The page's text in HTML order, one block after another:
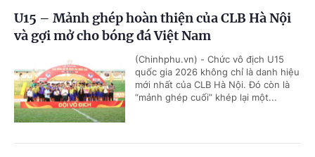
U15 – Mảnh ghép hoàn thiện của CLB Hà Nội
và gợi mở cho bóng đá Việt Nam
(Chinhphu.vn) - Chức vô địch U15
quốc gia 2026 không chỉ là danh hiệu
mới nhất của CLB Hà Nội. Đó còn là
“mảnh ghép cuối” khép lại một...